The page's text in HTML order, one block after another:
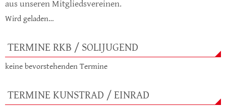
aus unseren Mitgliedsvereinen.
Wird geladen…
TERMINE RKB / SOLIJUGEND
keine bevorstehenden Termine
TERMINE KUNSTRAD / EINRAD